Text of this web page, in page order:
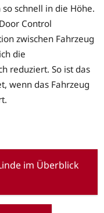
schnell in die Höhe.
Control
zwischen Fahrzeug
die
reduziert. So ist das
wenn das Fahrzeug
im Überblick